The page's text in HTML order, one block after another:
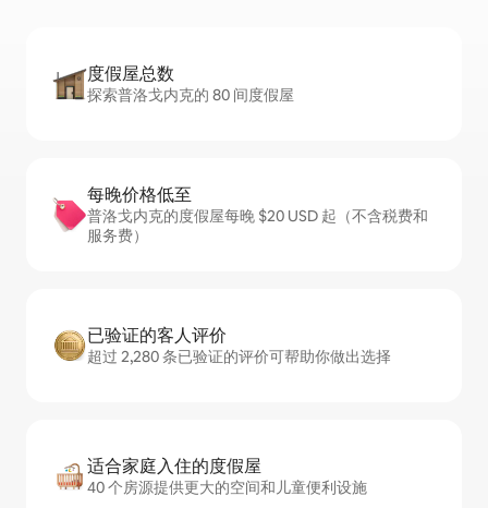
度假屋总数
探索普洛戈内克的 80 间度假屋
每晚价格低至
普洛戈内克的度假屋每晚 $20 USD 起（不含税费和
服务费）
已验证的客人评价
超过 2,280 条已验证的评价可帮助你做出选择
适合家庭入住的度假屋
40 个房源提供更大的空间和儿童便利设施